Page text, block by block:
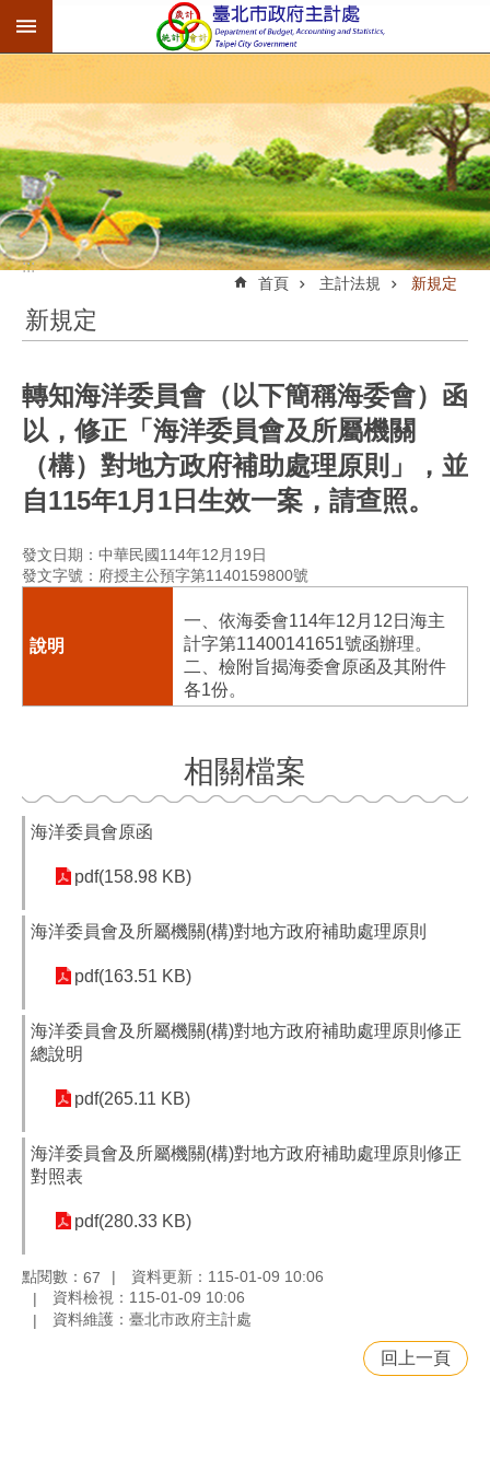
跳到主要內容區塊
:::
首頁 主計法規 新規定
新規定
轉知海洋委員會（以下簡稱海委會）函
以，修正「海洋委員會及所屬機關
（構）對地方政府補助處理原則」，並
自115年1月1日生效一案，請查照。
發文日期：中華民國114年12月19日
發文字號：府授主公預字第1140159800號
一、依海委會114年12月12日海主
計字第11400141651號函辦理。
二、檢附旨揭海委會原函及其附件
各1份。
相關檔案
海洋委員會原函
pdf(158.98 KB)
海洋委員會及所屬機關(構)對地方政府補助處理原則
pdf(163.51 KB)
海洋委員會及所屬機關(構)對地方政府補助處理原則修正
總說明
pdf(265.11 KB)
海洋委員會及所屬機關(構)對地方政府補助處理原則修正
對照表
pdf(280.33 KB)
點閱數： 67
資料更新：115-01-09 10:06
資料檢視：115-01-09 10:06
資料維護：臺北市政府主計處
回上一頁